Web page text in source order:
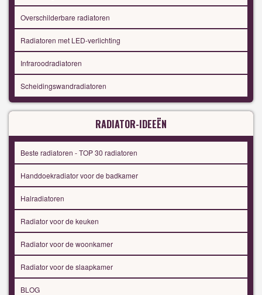
Overschilderbare radiatoren
Radiatoren met LED-verlichting
Infraroodradiatoren
Scheidingswandradiatoren
RADIATOR-IDEEËN
Beste radiatoren - TOP 30 radiatoren
Handdoekradiator voor de badkamer
Halradiatoren
Radiator voor de keuken
Radiator voor de woonkamer
Radiator voor de slaapkamer
BLOG